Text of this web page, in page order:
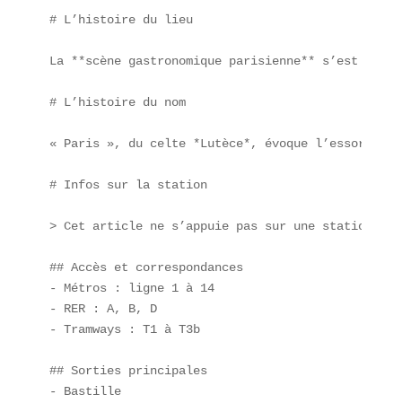
# L’histoire du lieu
La **scène gastronomique parisienne** s’est
# L’histoire du nom
« Paris », du celte *Lutèce*, évoque l’essor
# Infos sur la station
> Cet article ne s’appuie pas sur une station de
## Accès et correspondances
- Métros : ligne 1 à 14
- RER : A, B, D
- Tramways : T1 à T3b
## Sorties principales
- Bastille